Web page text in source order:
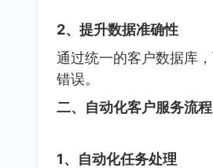
2、提升数据准确性
通过统一的客户数据库
错误。
二、自动化客户服务流程
1、自动化任务处理